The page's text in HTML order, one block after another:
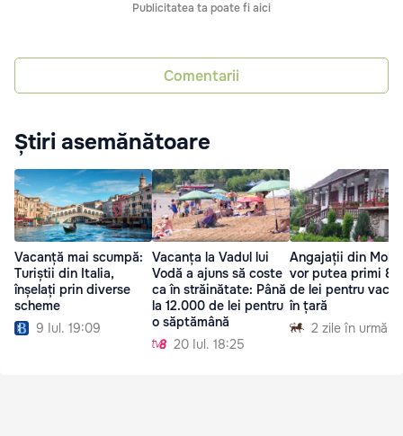
Publicitatea ta poate fi aici
Comentarii
Știri asemănătoare
Vacanță mai scumpă:
Turiștii din Italia,
înșelați prin diverse
scheme
9 Iul. 19:09
Vacanța la Vadul lui
Vodă a ajuns să coste
ca în străinătate: Până
la 12.000 de lei pentru
o săptămână
20 Iul. 18:25
Angajații din
vor putea primi 8
de lei pentru
în țară
2 zile în urmă